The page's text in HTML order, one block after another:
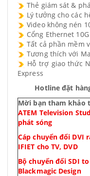
Thẻ giám sát &
Lý tưởng cho các
Video không nén
Cổng Ethernet
Tất cả phần mềm
Tương thích với
Hỗ trợ giao thức
Express
Hotline đặt
Mời bạn tham khảo
ATEM Television
phát sóng
Cáp chuyển đổi DVI
IFIET cho TV, DVD
Bộ chuyển đổi SDI
Blackmagic Design